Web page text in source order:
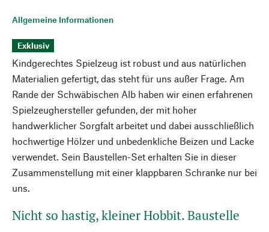
Allgemeine Informationen
Exklusiv
Kindgerechtes Spielzeug ist robust und aus natürlichen
Materialien gefertigt, das steht für uns außer Frage. Am
Rande der Schwäbischen Alb haben wir einen erfahrenen
Spielzeughersteller gefunden, der mit hoher
handwerklicher Sorgfalt arbeitet und dabei ausschließlich
hochwertige Hölzer und unbedenkliche Beizen und Lacke
verwendet. Sein Baustellen-Set erhalten Sie in dieser
Zusammenstellung mit einer klappbaren Schranke nur bei
uns.
Nicht so hastig, kleiner Hobbit. Baustelle